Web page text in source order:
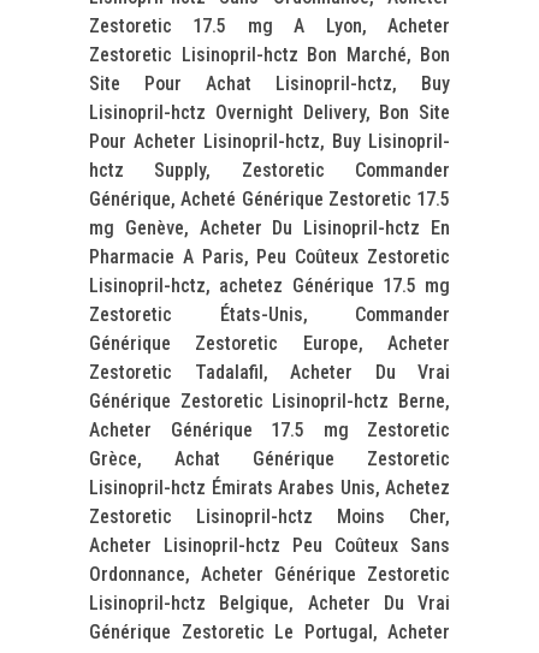
Zestoretic 17.5 mg A Lyon, Acheter
Zestoretic Lisinopril-hctz Bon Marché, Bon
Site Pour Achat Lisinopril-hctz, Buy
Lisinopril-hctz Overnight Delivery, Bon Site
Pour Acheter Lisinopril-hctz, Buy Lisinopril-
hctz Supply, Zestoretic Commander
Générique, Acheté Générique Zestoretic 17.5
mg Genève, Acheter Du Lisinopril-hctz En
Pharmacie A Paris, Peu Coûteux Zestoretic
Lisinopril-hctz, achetez Générique 17.5 mg
Zestoretic États-Unis, Commander
Générique Zestoretic Europe, Acheter
Zestoretic Tadalafil, Acheter Du Vrai
Générique Zestoretic Lisinopril-hctz Berne,
Acheter Générique 17.5 mg Zestoretic
Grèce, Achat Générique Zestoretic
Lisinopril-hctz Émirats Arabes Unis, Achetez
Zestoretic Lisinopril-hctz Moins Cher,
Acheter Lisinopril-hctz Peu Coûteux Sans
Ordonnance, Acheter Générique Zestoretic
Lisinopril-hctz Belgique, Acheter Du Vrai
Générique Zestoretic Le Portugal, Acheter